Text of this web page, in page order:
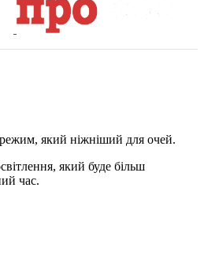
який ніжніший для очей.
який буде більш
час.